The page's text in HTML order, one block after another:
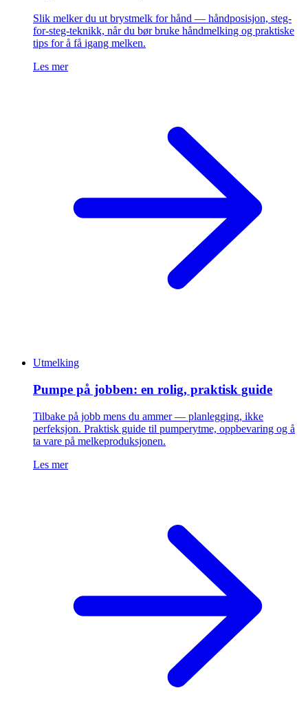
Slik melker du ut brystmelk for hånd — håndposisjon, steg-
for-steg-teknikk, når du bør bruke håndmelking og praktiske
tips for å få igang melken.
Les mer
Utmelking
Pumpe på jobben: en rolig, praktisk guide
Tilbake på jobb mens du ammer — planlegging, ikke
perfeksjon. Praktisk guide til pumperytme, oppbevaring og å
ta vare på melkeproduksjonen.
Les mer